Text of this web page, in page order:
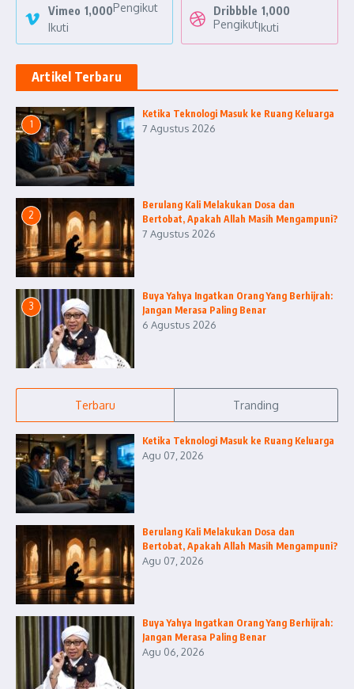
Vimeo 1,000Pengikut
Ikuti
Dribbble 1,000
PengikutIkuti
Artikel Terbaru
1
Ketika Teknologi Masuk ke Ruang Keluarga
7 Agustus 2026
2
Berulang Kali Melakukan Dosa dan
Bertobat, Apakah Allah Masih Mengampuni?
7 Agustus 2026
3
Buya Yahya Ingatkan Orang Yang Berhijrah:
Jangan Merasa Paling Benar
6 Agustus 2026
Terbaru Tranding
Ketika Teknologi Masuk ke Ruang Keluarga
Agu 07, 2026
Berulang Kali Melakukan Dosa dan
Bertobat, Apakah Allah Masih Mengampuni?
Agu 07, 2026
Buya Yahya Ingatkan Orang Yang Berhijrah:
Jangan Merasa Paling Benar
Agu 06, 2026